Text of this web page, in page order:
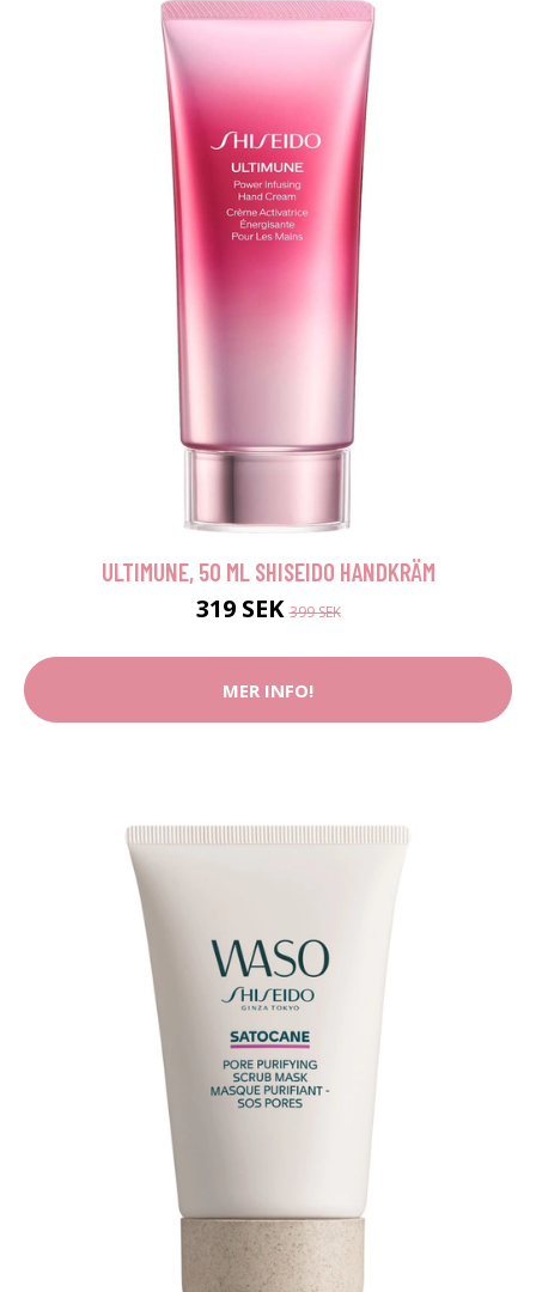
ULTIMUNE, 50 ML SHISEIDO HANDKRÄM
319 SEK399 SEK
MER INFO!